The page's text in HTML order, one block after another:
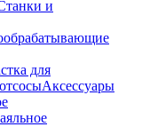
и
для
Аксессуары